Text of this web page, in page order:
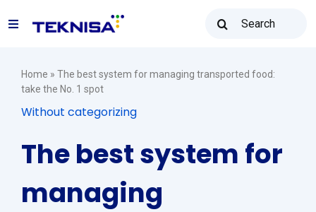
para
resultados
Toggle
Solutions
Teknisa Resale
Home » The best system for managing transported food:
take the No. 1 spot
Without categorizing
The best system for
managing